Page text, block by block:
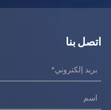
اتصل بنا